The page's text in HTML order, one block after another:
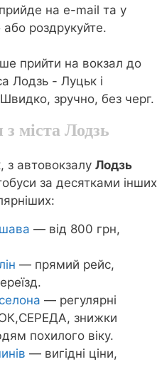
на e-mail та у
роздрукуйте.
прийти на вокзал до
Лодзь - Луцьк і
зручно, без черг.
міста Лодзь
, з автовокзалу Лодзь
за десятками інших
— від 800 грн,
— прямий рейс,
— регулярні
знижки
похилого віку.
— вигідні ціни,